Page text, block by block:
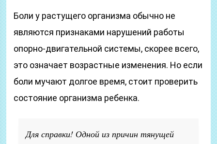
Боли у растущего организма обычно не
являются признаками нарушений работы
опорно-двигательной системы, скорее всего,
это означает возрастные изменения. Но если
боли мучают долгое время, стоит проверить
состояние организма ребенка.
Для справки! Одной из причин тянущей